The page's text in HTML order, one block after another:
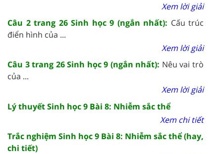
Xem lời giải
Câu 2 trang 26 Sinh học 9 (ngắn nhất): Cấu trúc
điển hình của ...
Xem lời giải
Câu 3 trang 26 Sinh học 9 (ngắn nhất): Nêu vai trò
của ...
Xem lời giải
Lý thuyết Sinh học 9 Bài 8: Nhiễm sắc thể
Xem chi tiết
Trắc nghiệm Sinh học 9 Bài 8: Nhiễm sắc thể (hay,
chi tiết)